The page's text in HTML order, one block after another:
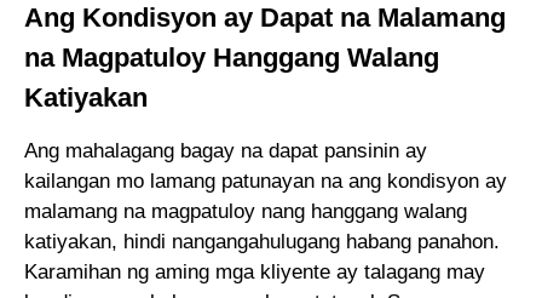
Ang Kondisyon ay Dapat na Malamang
na Magpatuloy Hanggang Walang
Katiyakan
Ang mahalagang bagay na dapat pansinin ay
kailangan mo lamang patunayan na ang kondisyon ay
malamang na magpatuloy nang hanggang walang
katiyakan, hindi nangangahulugang habang panahon.
Karamihan ng aming mga kliyente ay talagang may